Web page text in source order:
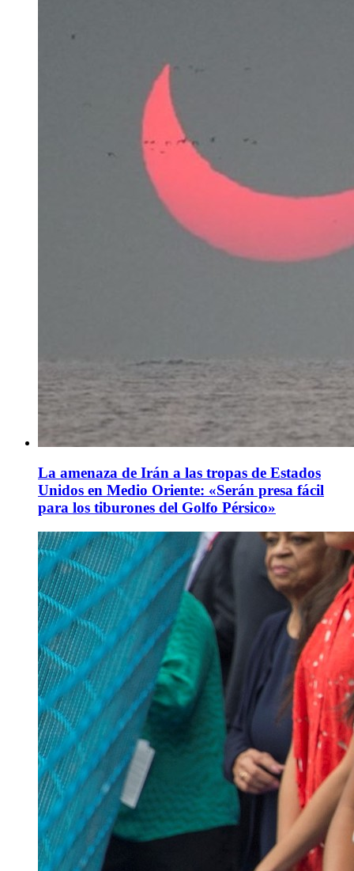
La amenaza de Irán a las tropas de Estados
Unidos en Medio Oriente: «Serán presa fácil
para los tiburones del Golfo Pérsico»